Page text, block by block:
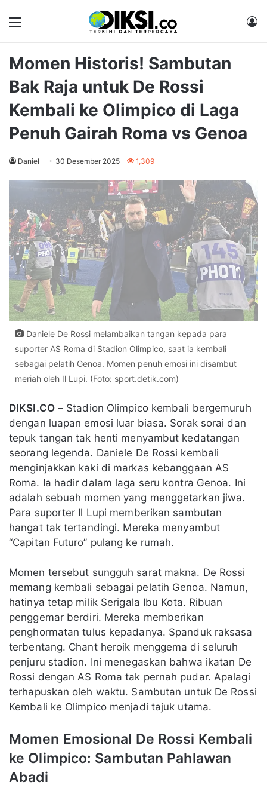
Momen Historis! Sambutan
Bak Raja untuk De Rossi
Kembali ke Olimpico di Laga
Penuh Gairah Roma vs Genoa
Daniel 30 Desember 2025 1,309
Daniele De Rossi melambaikan tangan kepada para
suporter AS Roma di Stadion Olimpico, saat ia kembali
sebagai pelatih Genoa. Momen penuh emosi ini disambut
meriah oleh Il Lupi. (Foto: sport.detik.com)
DIKSI.CO– Stadion Olimpico kembali bergemuruh
dengan luapan emosi luar biasa. Sorak sorai dan
tepuk tangan tak henti menyambut kedatangan
seorang legenda. Daniele De Rossi kembali
menginjakkan kaki di markas kebanggaan AS
Roma. Ia hadir dalam laga seru kontra Genoa. Ini
adalah sebuah momen yang menggetarkan jiwa.
Para suporter Il Lupi memberikan sambutan
hangat tak tertandingi. Mereka menyambut
“Capitan Futuro” pulang ke rumah.
Momen tersebut sungguh sarat makna. De Rossi
memang kembali sebagai pelatih Genoa. Namun,
hatinya tetap milik Serigala Ibu Kota. Ribuan
penggemar berdiri. Mereka memberikan
penghormatan tulus kepadanya. Spanduk raksasa
terbentang. Chant heroik menggema di seluruh
penjuru stadion. Ini menegaskan bahwa ikatan De
Rossi dengan AS Roma tak pernah pudar. Apalagi
terhapuskan oleh waktu. Sambutan untuk De Rossi
Kembali ke Olimpico menjadi tajuk utama.
Momen Emosional De Rossi Kembali
ke Olimpico: Sambutan Pahlawan
Abadi